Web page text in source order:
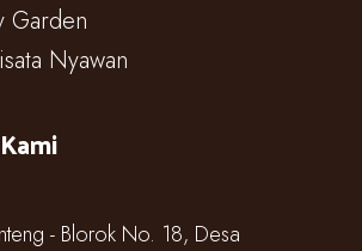
Garden
Nyawan
- Blorok No. 18, Desa